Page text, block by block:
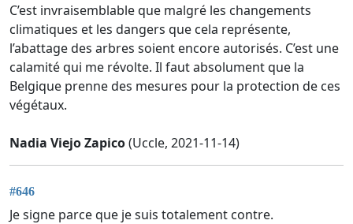
C’est invraisemblable que malgré les changements
climatiques et les dangers que cela représente,
l’abattage des arbres soient encore autorisés. C’est une
calamité qui me révolte. Il faut absolument que la
Belgique prenne des mesures pour la protection de ces
végétaux.
Nadia Viejo Zapico(Uccle, 2021-11-14)
#646
Je signe parce que je suis totalement contre.